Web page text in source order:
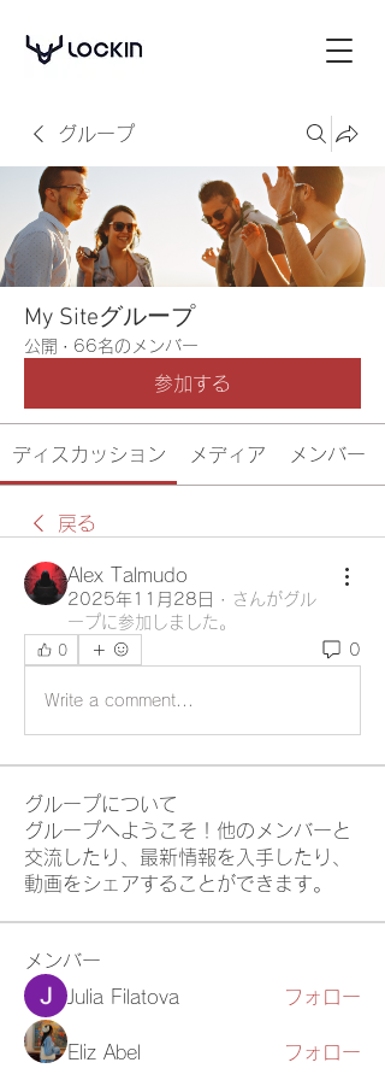
グループ
My Siteグループ
公開 · 66名のメンバー
参加する
ディスカッション メディア メンバー
戻る
Alex Talmudo
2025年11月28日 · さんがグル
ープに参加しました。
0 0
Write a comment...
グループについて
グループへようこそ！他のメンバーと
交流したり、最新情報を入手したり、
動画をシェアすることができます。
メンバー
Julia Filatova
フォロー
Eliz Abel フォロー